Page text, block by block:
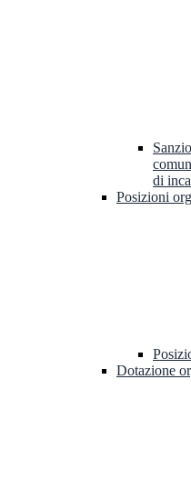
di
Posizioni
Dotazione